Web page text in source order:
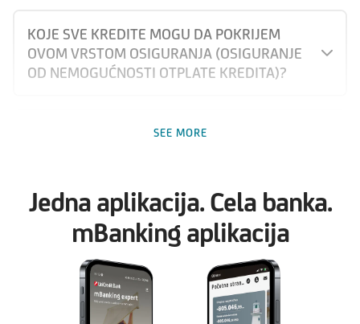
SEE MORE
KOJE SVE KREDITE MOGU DA POKRIJEM
OVOM VRSTOM OSIGURANJA (OSIGURANJE
OD NEMOGUĆNOSTI OTPLATE KREDITA)?
DA LI POSTOJI RAZLIKA U KAMATNOJ STOPI
KAKO PLAĆAM PREMIJU OSIGURANJA
MESEČNO, GODIŠNJE?
DA LI PREMIJU OSIGURANJA PLAĆAM DO
OTPLATE KREDITA?
Jedna aplikacija. Cela banka.
mBanking aplikacija